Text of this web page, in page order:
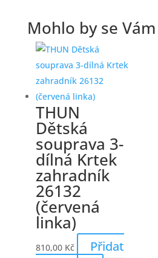
Mohlo by se
THUN
Dětská
souprava 3-
dílná Krtek
zahradník
26132
(červená
linka)
810,00 Kč
Přidat